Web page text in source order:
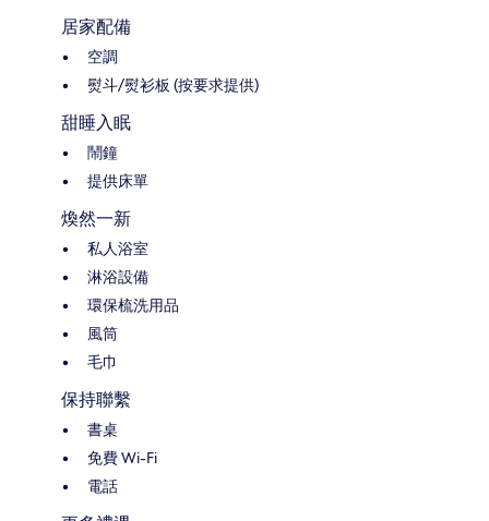
居家配備
空調
熨斗/熨衫板 (按要求提供)
甜睡入眠
鬧鐘
提供床單
煥然一新
私人浴室
淋浴設備
環保梳洗用品
風筒
毛巾
保持聯繫
書桌
免費 Wi-Fi
電話